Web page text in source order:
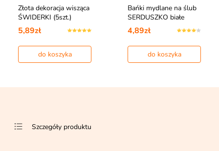
Złota dekoracja wisząca
ŚWIDERKI (5szt.)
5,89zł
do koszyka
Bańki mydlane na ślub
SERDUSZKO białe
4,89zł
do koszyka
Szczegóły produktu